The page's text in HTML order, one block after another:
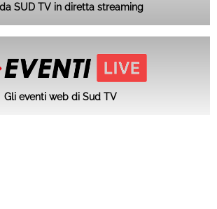
SUD TV in diretta streaming
Gli eventi web di Sud TV